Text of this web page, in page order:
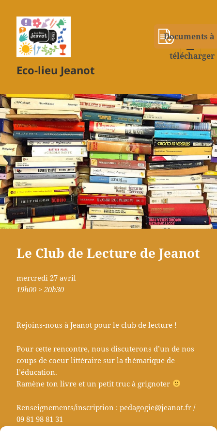
Eco-lieu Jeanot
MENU
Le Club de Lecture de Jeanot
mercredi 27 avril
19h00 > 20h30
Rejoins-nous à Jeanot pour le club de lecture !
Pour cette rencontre, nous discuteronsd’un de nos
coups de coeur littérairesur la thématique de
l’éducation.
Ramène ton livre et un petit truc à grignoter
Renseignements/inscription : pedagogie@jeanot.fr /
09 81 98 81 31
Documents à
télécharger